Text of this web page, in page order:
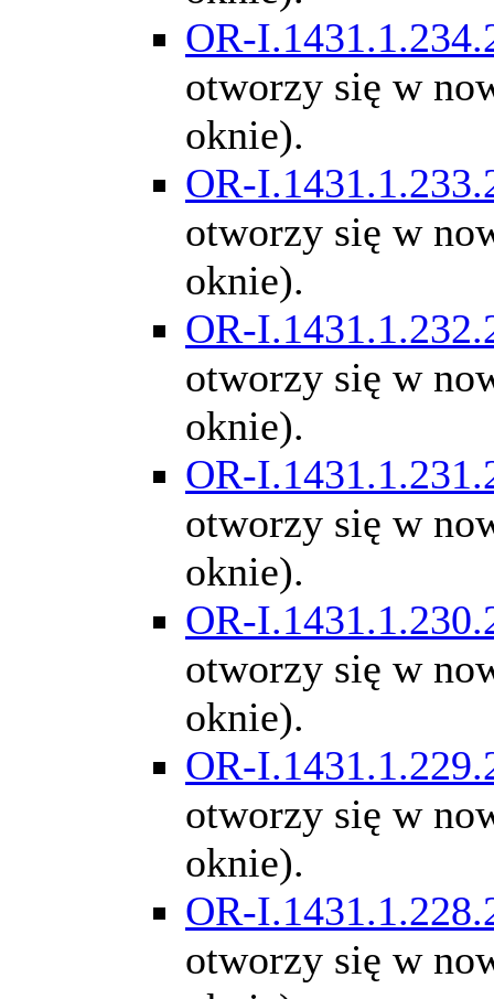
OR-
otworzy się w
oknie).
OR-
otworzy się w
oknie).
OR-
otworzy się w
oknie).
OR-
otworzy się w
oknie).
OR-
otworzy się w
oknie).
OR-
otworzy się w
oknie).
OR-
otworzy się w